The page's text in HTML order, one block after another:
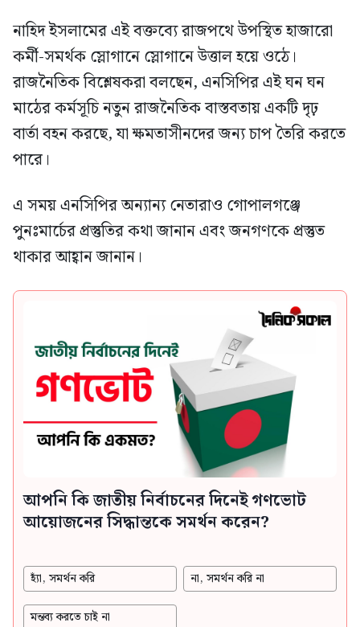
নাহিদ ইসলামের এই বক্তব্যে রাজপথে উপস্থিত হাজারো
কর্মী-সমর্থক স্লোগানে স্লোগানে উত্তাল হয়ে ওঠে।
রাজনৈতিক বিশ্লেষকরা বলছেন, এনসিপির এই ঘন ঘন
মাঠের কর্মসূচি নতুন রাজনৈতিক বাস্তবতায় একটি দৃঢ়
বার্তা বহন করছে, যা ক্ষমতাসীনদের জন্য চাপ তৈরি করতে
পারে।
এ সময় এনসিপির অন্যান্য নেতারাও গোপালগঞ্জে
পুনঃমার্চের প্রস্তুতির কথা জানান এবং জনগণকে প্রস্তুত
থাকার আহ্বান জানান।
আপনি কি জাতীয় নির্বাচনের দিনেই গণভোট
আয়োজনের সিদ্ধান্তকে সমর্থন করেন?
হ্যাঁ, সমর্থন করি না, সমর্থন করি না
মন্তব্য করতে চাই না